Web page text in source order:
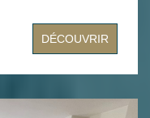
recherché,
privilégié. Dès
généreux et
ouvert sur
exposées, invite
une salle de bains,
DÉCOUVRIR